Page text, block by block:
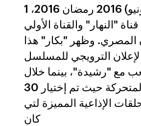
1 حزيران (يونيو) 2016 رمضان 2016،
"النهار" والقناة الأولي
المصري. وظهر "بكار" هذا
الترويجي للمسلسل
مع "رشيدة"، بينما خلال
الرسوم المتحركة حيث تم إختيار 30
الإذاعية المميزة لتي
كان